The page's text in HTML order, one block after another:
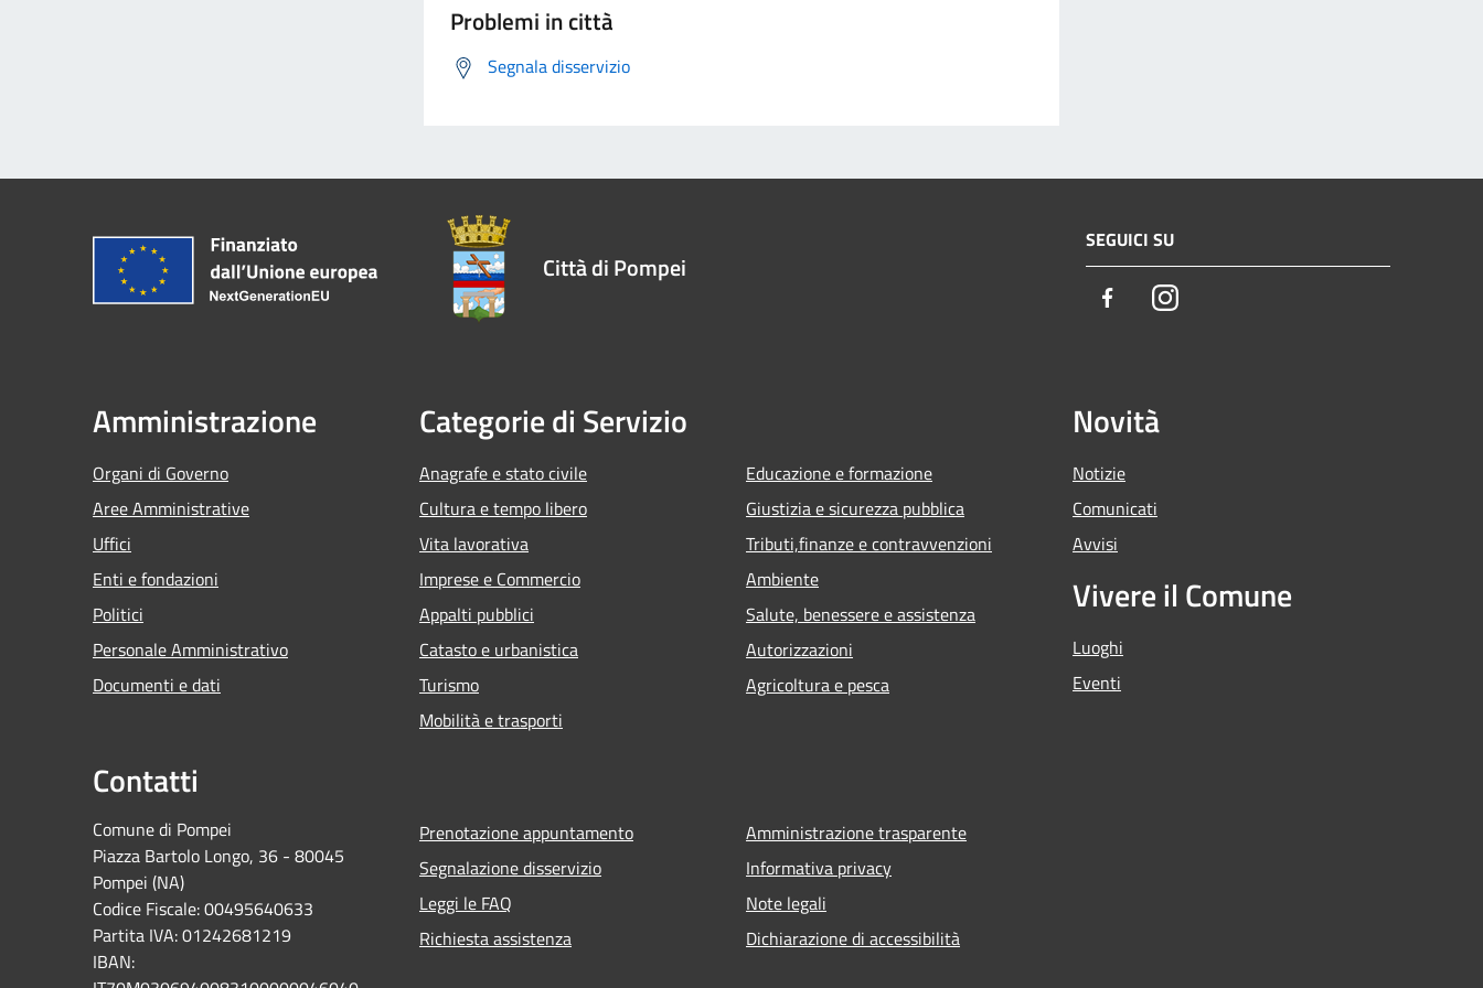
Problemi in città
Segnala disservizio
Città di Pompei
SEGUICI SU
FacebookInstagram
Amministrazione
Organi di Governo
Aree Amministrative
Uffici
Enti e fondazioni
Politici
Personale Amministrativo
Documenti e dati
Categorie di Servizio
Anagrafe e stato civile
Cultura e tempo libero
Vita lavorativa
Imprese e Commercio
Appalti pubblici
Catasto e urbanistica
Turismo
Mobilità e trasporti
Educazione e formazione
Giustizia e sicurezza pubblica
Tributi,finanze e contravvenzioni
Ambiente
Salute, benessere e assistenza
Autorizzazioni
Agricoltura e pesca
Novità
Notizie
Comunicati
Avvisi
Vivere il Comune
Luoghi
Eventi
Contatti
Comune di Pompei
Piazza Bartolo Longo, 36 - 80045
Pompei (NA)
Codice Fiscale: 00495640633
Partita IVA: 01242681219
IBAN:
Prenotazione appuntamento
Segnalazione disservizio
Leggi le FAQ
Richiesta assistenza
Amministrazione trasparente
Informativa privacy
Note legali
Dichiarazione di accessibilità